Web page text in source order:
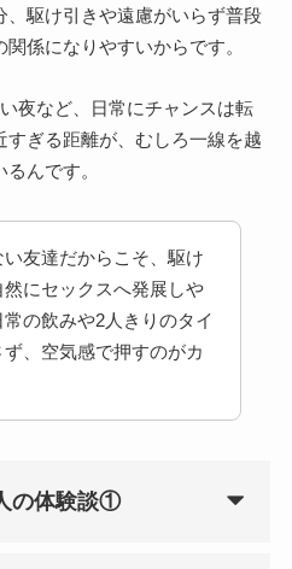
、駆け引きや遠慮がいらず普段
係になりやすいからです。
夜など、日常にチャンスは転
ぎる距離が、むしろ一線を越
んです。
友達だからこそ、駆け
にセックスへ発展しや
の飲みや2人きりのタイ
ず、空気感で押すのがカ
の体験談①